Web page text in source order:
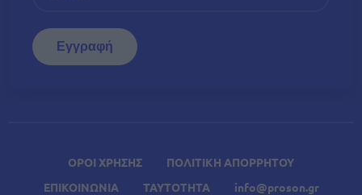
ΟΡΟΙ ΧΡΗΣΗΣ
ΠΟΛΙΤΙΚΗ ΑΠΟΡΡΗΤΟΥ
ΕΠΙΚΟΙΝΩΝΙΑ
ΤΑΥΤΟΤΗΤΑ info@proson.gr